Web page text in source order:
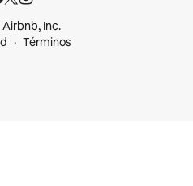
Inc.
Términos